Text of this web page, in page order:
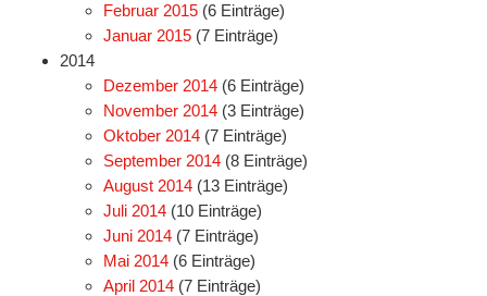
Februar 2015 (6 Einträge)
Januar 2015 (7 Einträge)
2014
Dezember 2014 (6 Einträge)
November 2014 (3 Einträge)
Oktober 2014 (7 Einträge)
September 2014 (8 Einträge)
August 2014 (13 Einträge)
Juli 2014 (10 Einträge)
Juni 2014 (7 Einträge)
Mai 2014 (6 Einträge)
April 2014 (7 Einträge)